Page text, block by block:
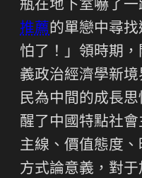
瓶在地下室嚇了
推薦 的單戀中尋
怕了！」領時期
義政治經濟學新
民為中間的成長
醒了中國特點社
主線、價值態度
方式論意義，對